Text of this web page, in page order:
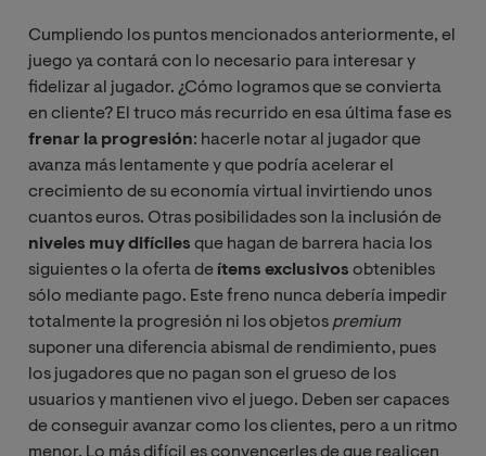
Cumpliendo los puntos mencionados anteriormente, el
juego ya contará con lo necesario para interesar y
fidelizar al jugador. ¿Cómo logramos que se convierta
en cliente? El truco más recurrido en esa última fase es
frenar la progresión: hacerle notar al jugador que
avanza más lentamente y que podría acelerar el
crecimiento de su economía virtual invirtiendo unos
cuantos euros. Otras posibilidades son la inclusión de
niveles muy difíciles que hagan de barrera hacia los
siguientes o la oferta de ítems exclusivos obtenibles
sólo mediante pago. Este freno nunca debería impedir
totalmente la progresión ni los objetos premium
suponer una diferencia abismal de rendimiento, pues
los jugadores que no pagan son el grueso de los
usuarios y mantienen vivo el juego. Deben ser capaces
de conseguir avanzar como los clientes, pero a un ritmo
menor. Lo más difícil es convencerles de que realicen